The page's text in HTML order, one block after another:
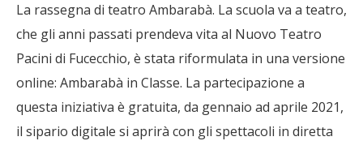
La rassegna di teatro Ambarabà. La scuola va a teatro,
che gli anni passati prendeva vita al Nuovo Teatro
Pacini di Fucecchio, è stata riformulata in una versione
online: Ambarabà in Classe. La partecipazione a
questa iniziativa è gratuita, da gennaio ad aprile 2021,
il sipario digitale si aprirà con gli spettacoli in diretta